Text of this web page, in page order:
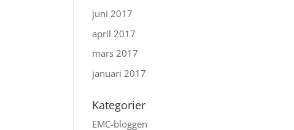
juni 2017
april 2017
mars 2017
januari 2017
Kategorier
EMC-bloggen